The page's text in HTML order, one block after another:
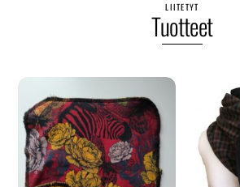
LIITETYT
Tuotteet